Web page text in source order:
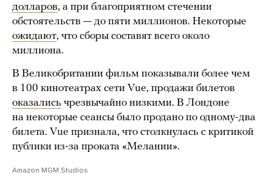
долларов, а при благоприятном стечении
обстоятельств — до пяти миллионов. Некоторые
ожидают, что сборы составят всего около
миллиона.
В Великобритании фильм показывали более чем
в 100 кинотеатрах сети Vue, продажи билетов
оказались чрезвычайно низкими. В Лондоне
на некоторые сеансы было продано по одному-два
билета. Vue признала, что столкнулась с критикой
публики из-за проката «Мелании».
Amazon MGM Studios